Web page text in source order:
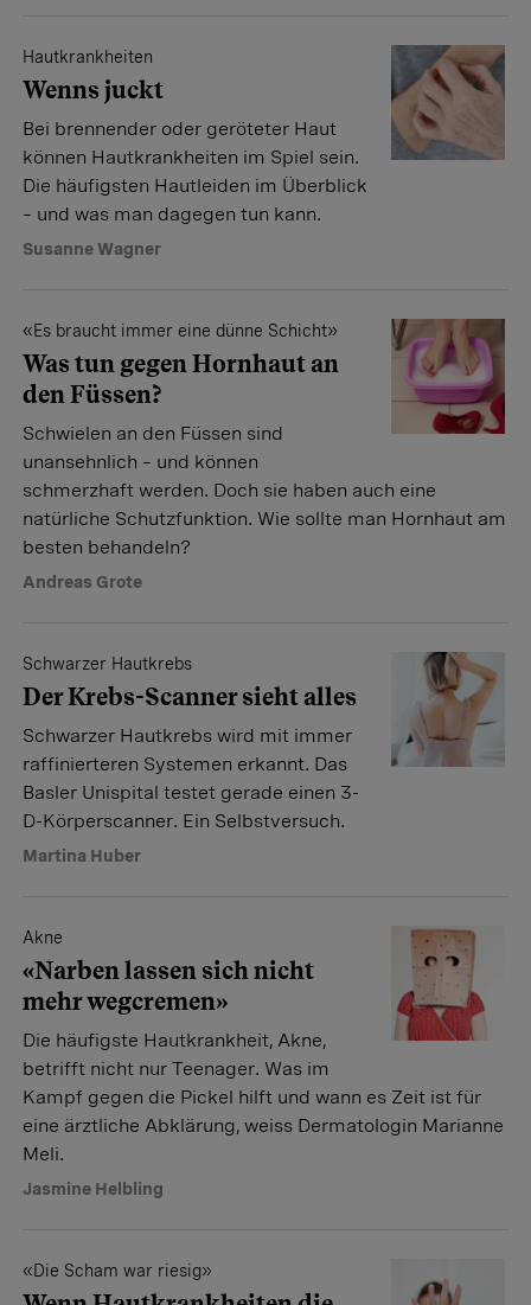
Hautkrankheiten
Wenns juckt
Bei brennender oder geröteter Haut
können Hautkrankheiten im Spiel sein.
Die häufigsten Hautleiden im Überblick
– und was man dagegen tun kann.
Susanne Wagner
«Es braucht immer eine dünne Schicht»
Was tun gegen Hornhaut an
den Füssen?
Schwielen an den Füssen sind
unansehnlich – und können
schmerzhaft werden. Doch sie haben auch eine
natürliche Schutzfunktion. Wie sollte man Hornhaut am
besten behandeln?
Andreas Grote
Schwarzer Hautkrebs
Der Krebs-Scanner sieht alles
Schwarzer Hautkrebs wird mit immer
raffinierteren Systemen erkannt. Das
Basler Unispital testet gerade einen 3-
D-Körperscanner. Ein Selbstversuch.
Martina Huber
Akne
«Narben lassen sich nicht
mehr wegcremen»
Die häufigste Hautkrankheit, Akne,
betrifft nicht nur Teenager. Was im
Kampf gegen die Pickel hilft und wann es Zeit ist für
eine ärztliche Abklärung, weiss Dermatologin Marianne
Meli.
Jasmine Helbling
«Die Scham war riesig»